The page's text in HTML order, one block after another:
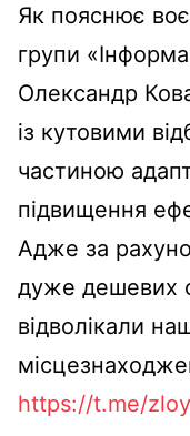
Як пояснює
групи
Олександр
із кутовими
частиною
підвищення
Адже за
дуже дешевих
відволікали
https://t.me/